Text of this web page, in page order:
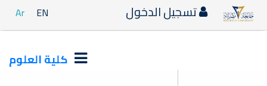
Ar EN